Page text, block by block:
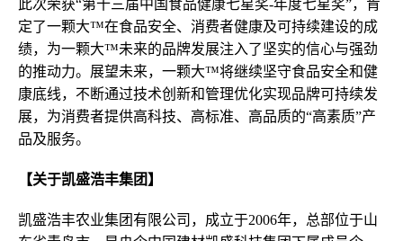
此次荣获“第十三届中国食品健康七星奖-年度七星奖”，肯
定了一颗大™在食品安全、消费者健康及可持续建设的成
绩，为一颗大™未来的品牌发展注入了坚实的信心与强劲
的推动力。展望未来，一颗大™将继续坚守食品安全和健
康底线，不断通过技术创新和管理优化实现品牌可持续发
展，为消费者提供高科技、高标准、高品质的“高素质”产
品及服务。
【关于凯盛浩丰集团】
凯盛浩丰农业集团有限公司，成立于2006年，总部位于山